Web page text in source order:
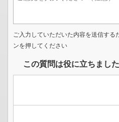
ご入力していただいた内容を送信する
ンを押してください
この質問は役に立ちまし